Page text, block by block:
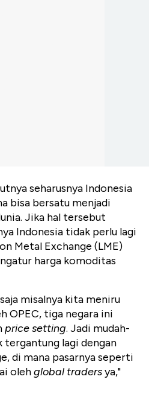
seharusnya Indonesia
bisa bersatu menjadi
Jika hal tersebut
Indonesia tidak perlu lagi
Metal Exchange (LME)
harga komoditas
misalnya kita meniru
OPEC, tiga negara ini
price setting. Jadi mudah-
tergantung lagi dengan
di mana pasarnya seperti
olehglobal tradersya,"